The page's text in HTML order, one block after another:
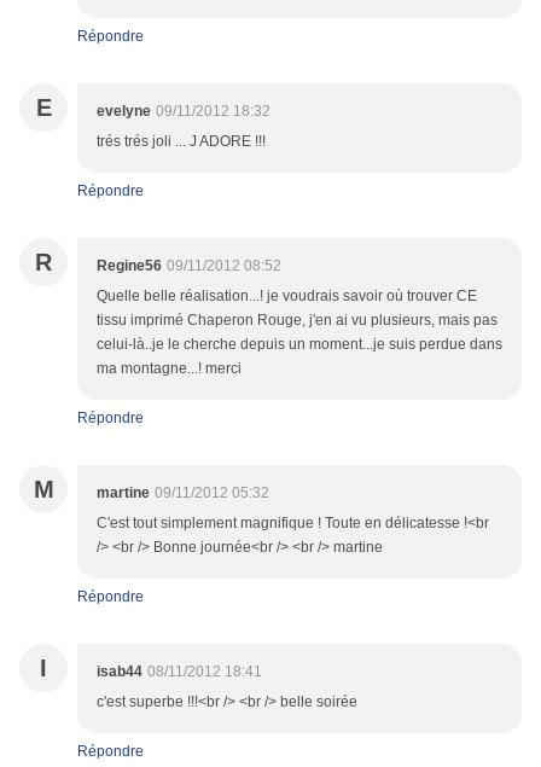
Répondre
E evelyne 09/11/2012 18:32
trés trés joli ... J ADORE !!!
Répondre
R Regine56 09/11/2012 08:52
Quelle belle réalisation...! je voudrais savoir où trouver CE
tissu imprimé Chaperon Rouge, j'en ai vu plusieurs, mais pas
celui-là..je le cherche depuis un moment...je suis perdue dans
ma montagne...! merci
Répondre
M martine 09/11/2012 05:32
C'est tout simplement magnifique ! Toute en délicatesse !<br
/> <br /> Bonne journée<br /> <br /> martine
Répondre
I isab44 08/11/2012 18:41
c'est superbe !!!<br /> <br /> belle soirée
Répondre